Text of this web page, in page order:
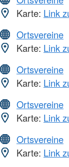
Karte: Link
Ortsvereine
Karte: Link
Ortsvereine
Karte: Link
Ortsvereine
Karte: Link
Ortsvereine
Karte: Link